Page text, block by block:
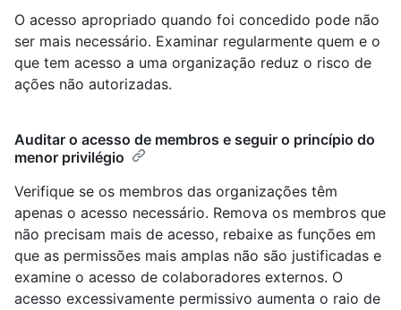
O acesso apropriado quando foi concedido pode não
ser mais necessário. Examinar regularmente quem e o
que tem acesso a uma organização reduz o risco de
ações não autorizadas.
Auditar o acesso de membros e seguir o princípio do
menor privilégio
Verifique se os membros das organizações têm
apenas o acesso necessário. Remova os membros que
não precisam mais de acesso, rebaixe as funções em
que as permissões mais amplas não são justificadas e
examine o acesso de colaboradores externos. O
acesso excessivamente permissivo aumenta o raio de